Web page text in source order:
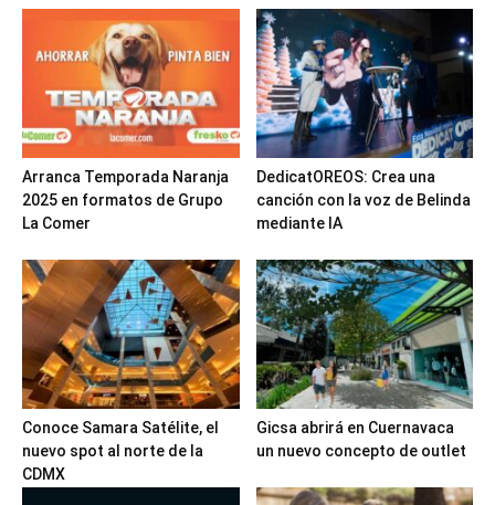
Arranca Temporada Naranja
2025 en formatos de Grupo
La Comer
DedicatOREOS: Crea una
canción con la voz de Belinda
mediante IA
Conoce Samara Satélite, el
nuevo spot al norte de la
CDMX
Gicsa abrirá en Cuernavaca
un nuevo concepto de outlet